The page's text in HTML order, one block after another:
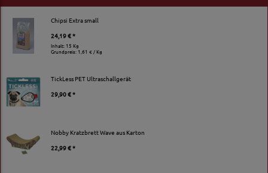
Chipsi Extra small
24,19 € *
Inhalt: 15 Kg
Grundpreis: 1,61 € / Kg
TickLess PET Ultraschallgerät
29,90 € *
Nobby Kratzbrett Wave aus Karton
22,99 € *